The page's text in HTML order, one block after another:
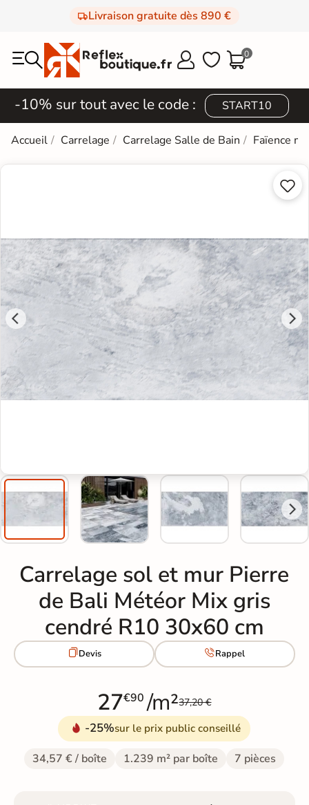
Livraison gratuite dès 890 €
  0
-10% sur tout avec le code : START10
Accueil Carrelage Carrelage Salle de Bain Faïence


Carrelage sol et mur Pierre
de Bali Météor Mix gris
cendré R10 30x60 cm
Devis Rappel
27€90 /m²37,20 €
-25%sur le prix public conseillé
34,57 € / boîte 1.239 m² par boîte 7 pièces